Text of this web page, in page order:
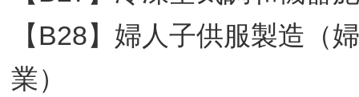
【B28】婦人子供服製造（
業）